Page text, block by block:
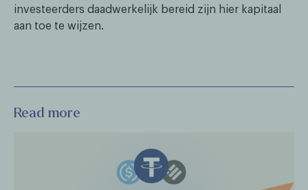
investeerders daadwerkelijk bereid zijn hier kapitaal
aan toe te wijzen.
Read more